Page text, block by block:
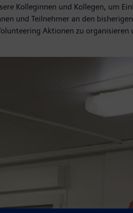
Kolleginnen und Kollegen, um
und Teilnehmer an den
Aktionen zu